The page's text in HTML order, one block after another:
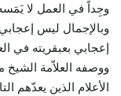
وجِداً في العمل لا
وبالإجمال ليس
إعجابي بعبقريته في
ووصفه العلاّمة الشيخ
الأعلام الذين يعدّهم